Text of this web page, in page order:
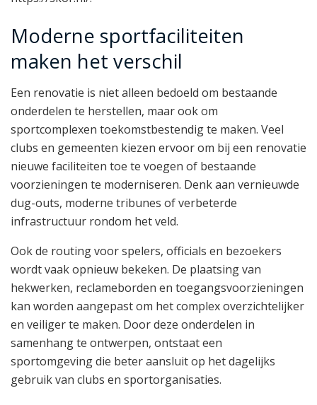
Moderne sportfaciliteiten
maken het verschil
Een renovatie is niet alleen bedoeld om bestaande
onderdelen te herstellen, maar ook om
sportcomplexen toekomstbestendig te maken. Veel
clubs en gemeenten kiezen ervoor om bij een renovatie
nieuwe faciliteiten toe te voegen of bestaande
voorzieningen te moderniseren. Denk aan vernieuwde
dug-outs, moderne tribunes of verbeterde
infrastructuur rondom het veld.
Ook de routing voor spelers, officials en bezoekers
wordt vaak opnieuw bekeken. De plaatsing van
hekwerken, reclameborden en toegangsvoorzieningen
kan worden aangepast om het complex overzichtelijker
en veiliger te maken. Door deze onderdelen in
samenhang te ontwerpen, ontstaat een
sportomgeving die beter aansluit op het dagelijks
gebruik van clubs en sportorganisaties.